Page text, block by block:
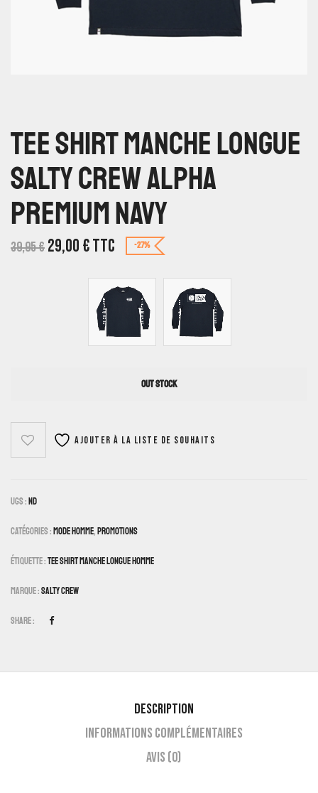
Tee Shirt Manche Longue
Salty Crew Alpha
Premium Navy
39,95€ 29,00€TTC -27%
OUT STOCK
Ajouter à la liste de souhaits
UGS : ND
Catégories : Mode Homme, Promotions
Étiquette :Tee Shirt Manche Longue Homme
Marque :Salty Crew
Share :
Description
Informations complémentaires
Avis (0)